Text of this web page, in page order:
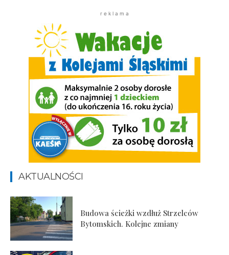
r e k l a m a
AKTUALNOŚCI
Budowa ścieżki wzdłuż Strzelców
Bytomskich. Kolejne zmiany